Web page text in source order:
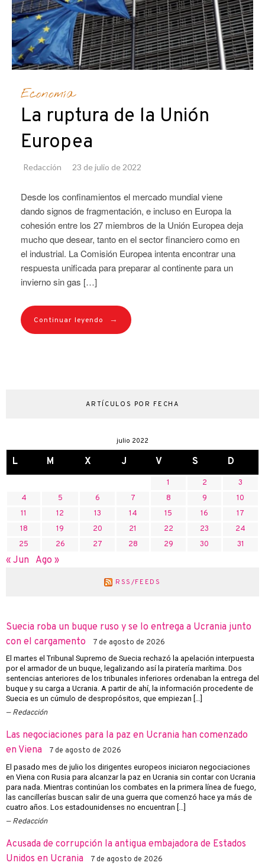
Economía
La ruptura de la Unión
Europea
Redacción 23 de julio de 2022
Desde los confinamientos el mercado mundial viene
dando signos de fragmentación, e incluso en Europa la
cohesión entre los 27 miembros de la Unión Europea deja
mucho que desear, tanto en el sector financiero como en
el industrial. La Comisión Europea intenta encontrar una
respuesta unificada para preparar al continente para un
invierno sin gas […]
Continuar leyendo →
ARTÍCULOS POR FECHA
julio 2022
L M X J V S D
1 2
3
4
5 6 7 8 9
10
11
12 13 14 15 16
17
18
19 20 21 22 23
24
25
26 27 28 29 30 31
« Jun Ago »
RSS/FEEDS
Suecia roba un buque ruso y se lo entrega a Ucrania junto
con el cargamento
7 de agosto de 2026
El martes el Tribunal Supremo de Suecia rechazó la apelación interpuesta
por el armador de un buque, legalizando así la piratería marítima. Dos
sentencias anteriores de los tribunales inferiores ordenaban la entrega del
buque y su carga a Ucrania. A partir de ahí, la información procedente de
Suecia es un cúmulo de despropósitos, que empiezan […]
Redacción
Las negociaciones para la paz en Ucrania han comenzado
en Viena
7 de agosto de 2026
El pasado mes de julio los dirigentes europeos iniciaron negociaciones
en Viena con Rusia para alcanzar la paz en Ucrania sin contar con Ucrania
para nada. Mientras continúan los combates en la primera línea de fuego,
las cancillerías buscan salir de una guerra que comenzó hace ya más de
cuatro años. Los estadounidenses no encuentran […]
Redacción
Acusada de corrupción la antigua embajadora de Estados
Unidos en Ucrania
7 de agosto de 2026